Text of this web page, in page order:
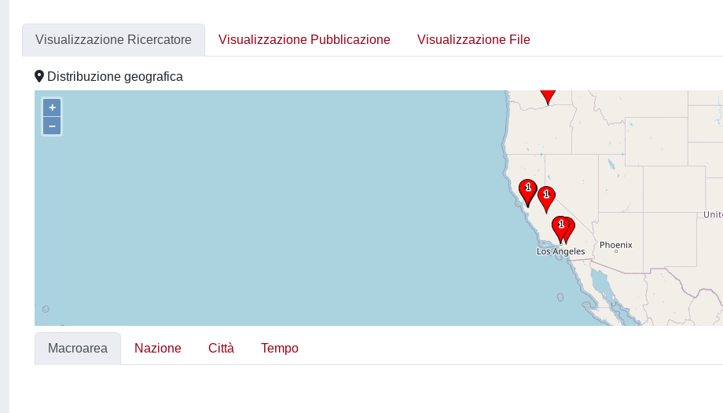
Visualizzazione Ricercatore Visualizzazione Pubblicazione Visualizzazione File
Distribuzione geografica
+
–
Macroarea Nazione Città Tempo